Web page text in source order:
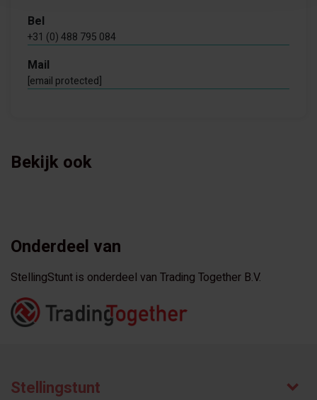
Bel
+31 (0) 488 795 084
Mail
[email protected]
Bekijk ook
Onderdeel van
StellingStunt is onderdeel van Trading Together B.V.
Stellingstunt